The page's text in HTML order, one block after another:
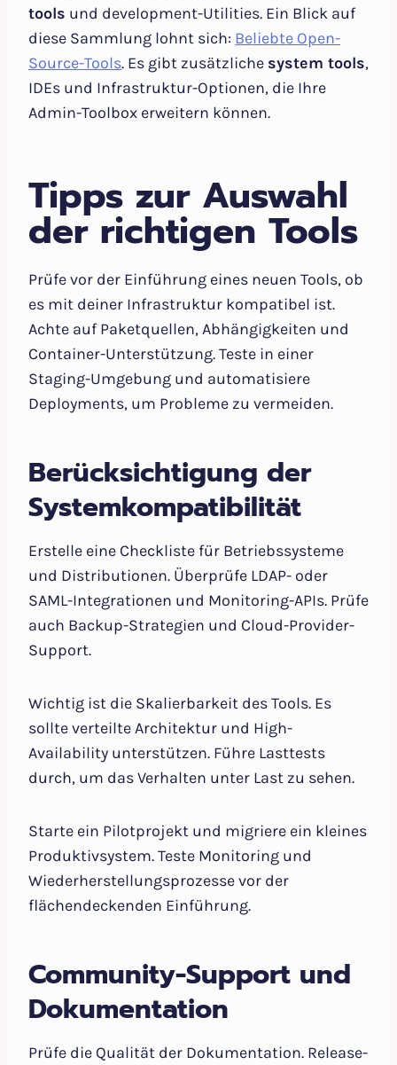
tools und development-Utilities. Ein Blick auf
diese Sammlung lohnt sich: Beliebte Open-
Source-Tools. Es gibt zusätzliche system tools,
IDEs und Infrastruktur-Optionen, die Ihre
Admin-Toolbox erweitern können.
Tipps zur Auswahl
der richtigen Tools
Prüfe vor der Einführung eines neuen Tools, ob
es mit deiner Infrastruktur kompatibel ist.
Achte auf Paketquellen, Abhängigkeiten und
Container-Unterstützung. Teste in einer
Staging-Umgebung und automatisiere
Deployments, um Probleme zu vermeiden.
Berücksichtigung der
Systemkompatibilität
Erstelle eine Checkliste für Betriebssysteme
und Distributionen. Überprüfe LDAP- oder
SAML-Integrationen und Monitoring-APIs. Prüfe
auch Backup-Strategien und Cloud-Provider-
Support.
Wichtig ist die Skalierbarkeit des Tools. Es
sollte verteilte Architektur und High-
Availability unterstützen. Führe Lasttests
durch, um das Verhalten unter Last zu sehen.
Starte ein Pilotprojekt und migriere ein kleines
Produktivsystem. Teste Monitoring und
Wiederherstellungsprozesse vor der
flächendeckenden Einführung.
Community-Support und
Dokumentation
Prüfe die Qualität der Dokumentation. Release-